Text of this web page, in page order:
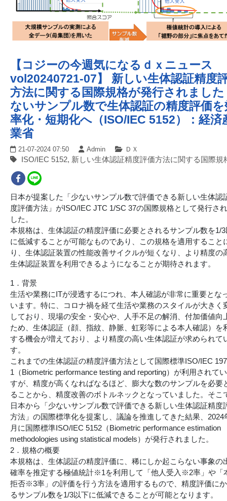
【コジーの今週気になるｄｘニュース
vol20240721-07】 新しい生体認証精度
方法に関する国際規格が発行されました
ないサンプル数で生体認証の精度評価を
率化・短期化へ（ISO/IEC 5152）：経済
業省
21-07-2024 07:50 Admin ＤＸ
ISO/IEC 5152, 新しい生体認証精度評価方法に関する国際規
日本が提案した「少ないサンプル数で評価できる新しい生体認
度評価方法」がISO/IEC JTC 1/SC 37の国際規格として発行さ
した。
本規格は、生体認証の精度評価に必要とされるサンプル数を1/
に低減することが可能なものであり、この規格を適用すること
り、生体認証装置の性能改善サイクルが短くなり、より精度の
生体認証装置を利用できるようになることが期待されます。
1．背景
生活や業務にITが浸透するにつれ、本人確認が非常に重要とな
います。特に、コロナ禍を経て生活や業務のスタイルが大きく
しており、現場の安全・安心や、人手不足の解消、付加価値向
ため、生体認証（顔、指紋、静脈、虹彩等による本人確認）を
する機会が増えており、より精度の高い生体認証が求められて
す。
これまでの生体認証の精度評価方法として国際標準ISO/IEC
1（Biometric performance testing and reporting）が利用されて
すが、精度が高くなればなるほど、膨大な数のサンプルを必要
ることから、精度改善のボトルネックとなっていました。そこ
日本から「少ないサンプル数で評価できる新しい生体認証精度
方法」の国際標準化を提案し、議論を推進してきた結果、2024
月に国際標準ISO/IEC 5152（Biometric performance estimation
methodologies using statistical models）が発行されました。
2．規格の概要
本規格は、生体認証の精度評価に、稀にしか起こらない事象の
確率を推定する極値統計※1を利用して「他人受入※2率」や「
拒否※3率」の評価を行う方法を適用するもので、精度評価に
るサンプル数を1/3以下に低減できることが可能となります。